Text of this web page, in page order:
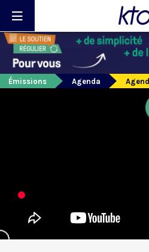
Émissions Agenda